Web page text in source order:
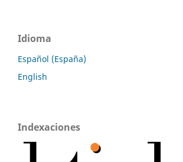
Idioma
Español (España)
English
Indexaciones